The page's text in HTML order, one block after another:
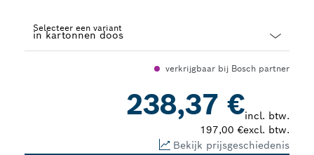
Selecteer een variant
verkrijgbaar bij Bosch partner
238,37 €incl. btw.
197,00 €excl. btw.
Bekijk prijsgeschiedenis